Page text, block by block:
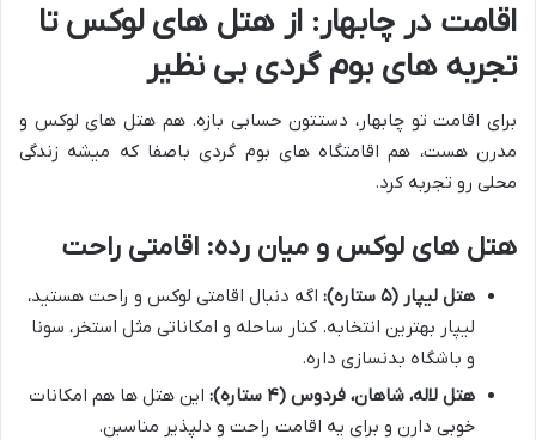
اقامت در چابهار: از هتل های لوکس تا
تجربه های بوم گردی بی نظیر
برای اقامت تو چابهار، دستتون حسابی بازه. هم هتل های لوکس و
مدرن هست، هم اقامتگاه های بوم گردی باصفا که میشه زندگی
محلی رو تجربه کرد.
هتل های لوکس و میان رده: اقامتی راحت
هتل لیپار (۵ ستاره):
اگه دنبال اقامتی لوکس و راحت هستید،
لیپار بهترین انتخابه. کنار ساحله و امکاناتی مثل استخر، سونا
و باشگاه بدنسازی داره.
هتل لاله، شاهان، فردوس (۴ ستاره):
این هتل ها هم امکانات
خوبی دارن و برای یه اقامت راحت و دلپذیر مناسبن.